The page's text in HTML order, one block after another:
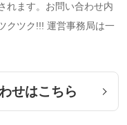
れます。お問い合わせ内
クツク!!! 運営事務局は一
せはこちら